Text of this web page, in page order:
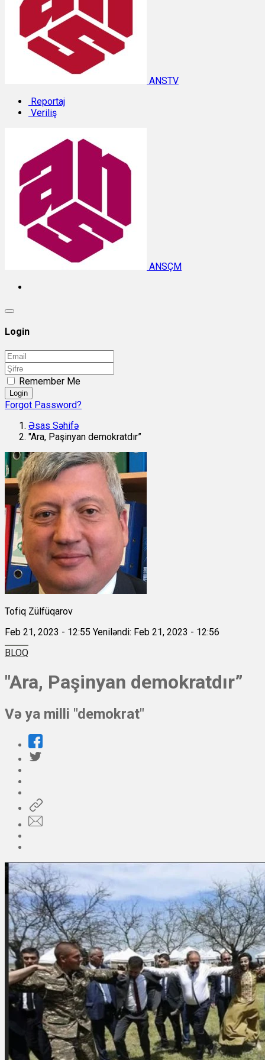
ANSTV
Reportaj
Veriliş
ANSÇM
Login
Remember Me
Login
Forgot Password?
Əsas Səhifə
"Ara, Paşinyan demokratdır”
Tofiq Zülfüqarov
Feb 21, 2023 - 12:55 Yeniləndi: Feb 21, 2023 - 12:56
BLOQ
"Ara, Paşinyan demokratdır”
Və ya milli "demokrat"